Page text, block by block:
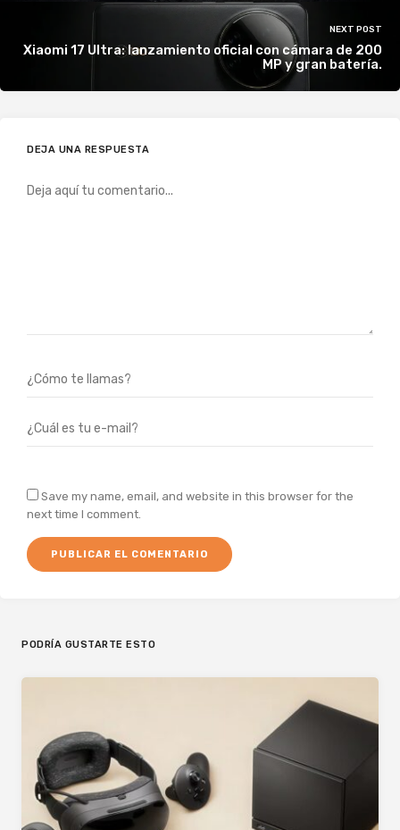
NEXT POST
Xiaomi 17 Ultra: lanzamiento oficial con cámara de 200
MP y gran batería.
DEJA UNA RESPUESTA
Save my name, email, and website in this browser for the
next time I comment.
PODRÍA GUSTARTE ESTO